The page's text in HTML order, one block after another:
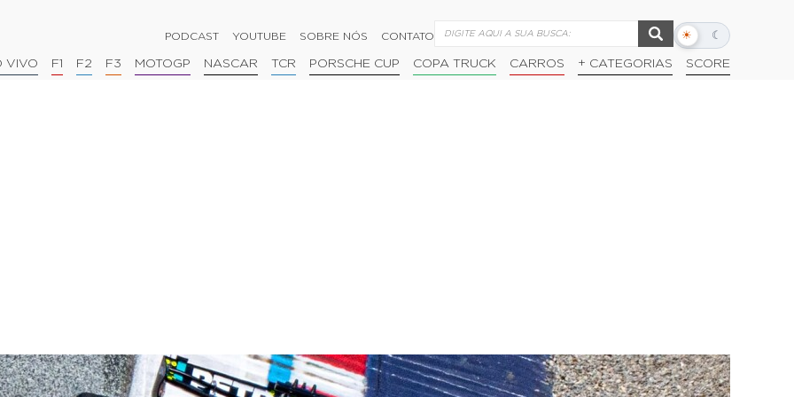
PODCAST YOUTUBE SOBRE NÓS CONTATO ☀ ☾
Alternar
escuro
VIVO F1 F2 F3 MOTOGP NASCAR TCR PORSCHE CUP COPA TRUCK CARROS + CATEGORIAS SCORE